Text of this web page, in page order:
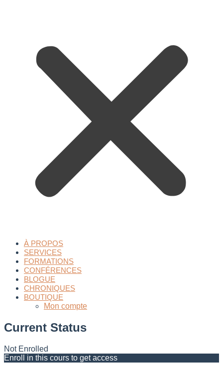
À PROPOS
SERVICES
FORMATIONS
CONFÉRENCES
BLOGUE
CHRONIQUES
BOUTIQUE
Mon compte
Current Status
Not Enrolled
Enroll in this cours to get access